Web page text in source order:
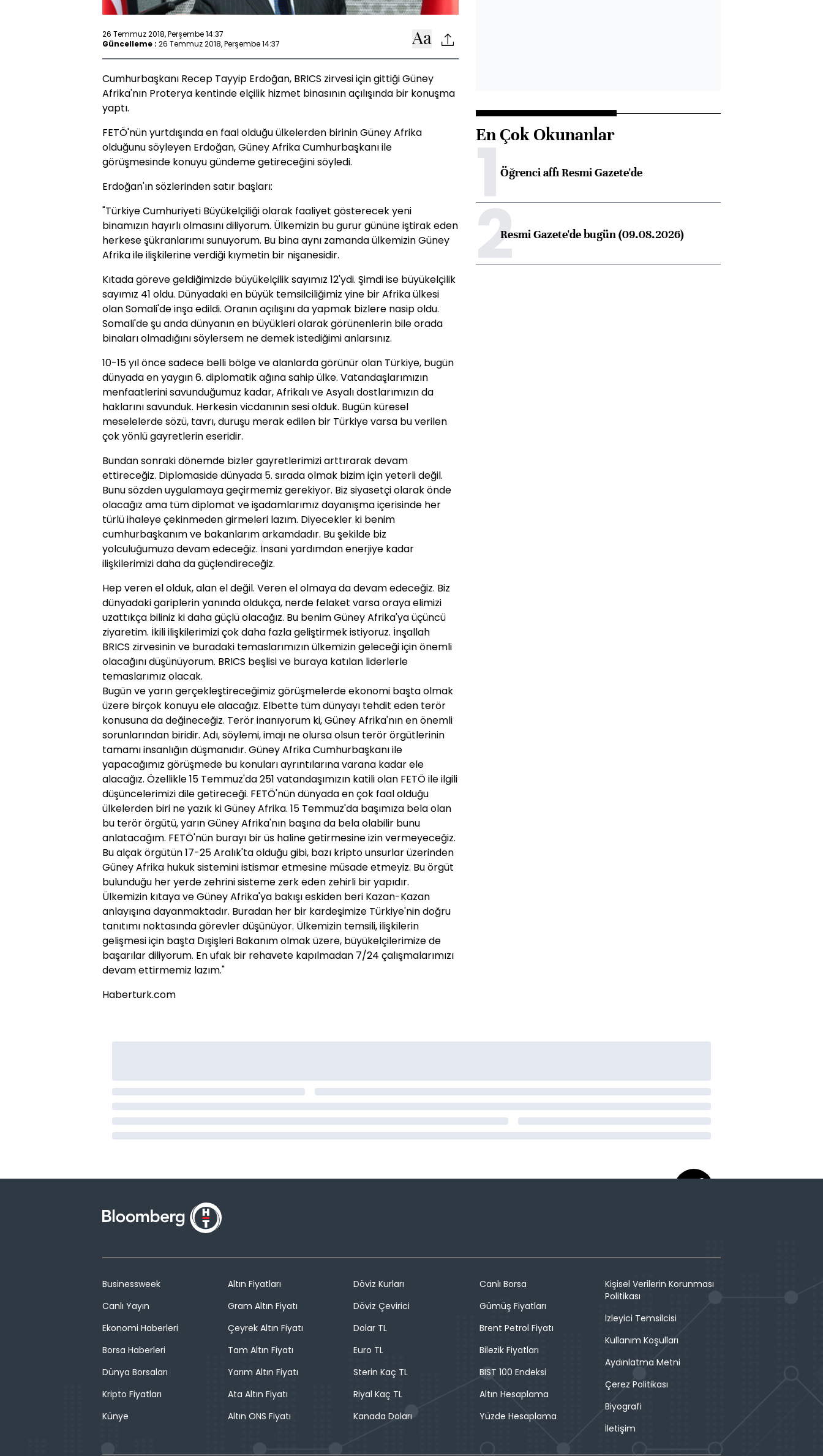
26 Temmuz 2018, Perşembe 14:37
Güncelleme : 26 Temmuz 2018, Perşembe 14:37
Cumhurbaşkanı Recep Tayyip Erdoğan, BRICS zirvesi için gittiği Güney
Afrika'nın Proterya kentinde elçilik hizmet binasının açılışında bir konuşma
yaptı.
FETÖ'nün yurtdışında en faal olduğu ülkelerden birinin Güney Afrika
olduğunu söyleyen Erdoğan, Güney Afrika Cumhurbaşkanı ile
görüşmesinde konuyu gündeme getireceğini söyledi.
Erdoğan'ın sözlerinden satır başları:
"Türkiye Cumhuriyeti Büyükelçiliği olarak faaliyet gösterecek yeni
binamızın hayırlı olmasını diliyorum. Ülkemizin bu gurur gününe iştirak eden
herkese şükranlarımı sunuyorum. Bu bina aynı zamanda ülkemizin Güney
Afrika ile ilişkilerine verdiği kıymetin bir nişanesidir.
Kıtada göreve geldiğimizde büyükelçilik sayımız 12'ydi. Şimdi ise büyükelçilik
sayımız 41 oldu. Dünyadaki en büyük temsilciliğimiz yine bir Afrika ülkesi
olan Somali'de inşa edildi. Oranın açılışını da yapmak bizlere nasip oldu.
Somali'de şu anda dünyanın en büyükleri olarak görünenlerin bile orada
binaları olmadığını söylersem ne demek istediğimi anlarsınız.
10-15 yıl önce sadece belli bölge ve alanlarda görünür olan Türkiye, bugün
dünyada en yaygın 6. diplomatik ağına sahip ülke. Vatandaşlarımızın
menfaatlerini savunduğumuz kadar, Afrikalı ve Asyalı dostlarımızın da
haklarını savunduk. Herkesin vicdanının sesi olduk. Bugün küresel
meselelerde sözü, tavrı, duruşu merak edilen bir Türkiye varsa bu verilen
çok yönlü gayretlerin eseridir.
Bundan sonraki dönemde bizler gayretlerimizi arttırarak devam
ettireceğiz. Diplomaside dünyada 5. sırada olmak bizim için yeterli değil.
Bunu sözden uygulamaya geçirmemiz gerekiyor. Biz siyasetçi olarak önde
olacağız ama tüm diplomat ve işadamlarımız dayanışma içerisinde her
türlü ihaleye çekinmeden girmeleri lazım. Diyecekler ki benim
cumhurbaşkanım ve bakanlarım arkamdadır. Bu şekilde biz
yolculuğumuza devam edeceğiz. İnsani yardımdan enerjiye kadar
ilişkilerimizi daha da güçlendireceğiz.
Hep veren el olduk, alan el değil. Veren el olmaya da devam edeceğiz. Biz
dünyadaki gariplerin yanında oldukça, nerde felaket varsa oraya elimizi
uzattıkça biliniz ki daha güçlü olacağız. Bu benim Güney Afrika'ya üçüncü
ziyaretim. İkili ilişkilerimizi çok daha fazla geliştirmek istiyoruz. İnşallah
BRICS zirvesinin ve buradaki temaslarımızın ülkemizin geleceği için önemli
olacağını düşünüyorum. BRICS beşlisi ve buraya katılan liderlerle
temaslarımız olacak.
Bugün ve yarın gerçekleştireceğimiz görüşmelerde ekonomi başta olmak
üzere birçok konuyu ele alacağız. Elbette tüm dünyayı tehdit eden terör
konusuna da değineceğiz. Terör inanıyorum ki, Güney Afrika'nın en önemli
sorunlarından biridir. Adı, söylemi, imajı ne olursa olsun terör örgütlerinin
tamamı insanlığın düşmanıdır. Güney Afrika Cumhurbaşkanı ile
yapacağımız görüşmede bu konuları ayrıntılarına varana kadar ele
alacağız. Özellikle 15 Temmuz'da 251 vatandaşımızın katili olan FETÖ ile ilgili
düşüncelerimizi dile getireceği. FETÖ'nün dünyada en çok faal olduğu
ülkelerden biri ne yazık ki Güney Afrika. 15 Temmuz'da başımıza bela olan
bu terör örgütü, yarın Güney Afrika'nın başına da bela olabilir bunu
anlatacağım. FETÖ'nün burayı bir üs haline getirmesine izin vermeyeceğiz.
Bu alçak örgütün 17-25 Aralık'ta olduğu gibi, bazı kripto unsurlar üzerinden
Güney Afrika hukuk sistemini istismar etmesine müsade etmeyiz. Bu örgüt
bulunduğu her yerde zehrini sisteme zerk eden zehirli bir yapıdır.
Ülkemizin kıtaya ve Güney Afrika'ya bakışı eskiden beri Kazan-Kazan
anlayışına dayanmaktadır. Buradan her bir kardeşimize Türkiye'nin doğru
tanıtımı noktasında görevler düşünüyor. Ülkemizin temsili, ilişkilerin
gelişmesi için başta Dışişleri Bakanım olmak üzere, büyükelçilerimize de
başarılar diliyorum. En ufak bir rehavete kapılmadan 7/24 çalışmalarımızı
devam ettirmemiz lazım."
Haberturk.com
En Çok Okunanlar
1Öğrenci affı Resmi Gazete'de
2Resmi Gazete'de bugün (09.08.2026)
Businessweek
Canlı Yayın
Ekonomi Haberleri
Borsa Haberleri
Dünya Borsaları
Kripto Fiyatları
Künye
Altın Fiyatları
Gram Altın Fiyatı
Çeyrek Altın Fiyatı
Tam Altın Fiyatı
Yarım Altın Fiyatı
Ata Altın Fiyatı
Altın ONS Fiyatı
Döviz Kurları
Döviz Çevirici
Dolar TL
Euro TL
Sterin Kaç TL
Riyal Kaç TL
Kanada Doları
Canlı Borsa
Gümüş Fiyatları
Brent Petrol Fiyatı
Bilezik Fiyatları
BIST 100 Endeksi
Altın Hesaplama
Yüzde Hesaplama
Kişisel Verilerin Korunması
Politikası
İzleyici Temsilcisi
Kullanım Koşulları
Aydınlatma Metni
Çerez Politikası
Biyografi
İletişim